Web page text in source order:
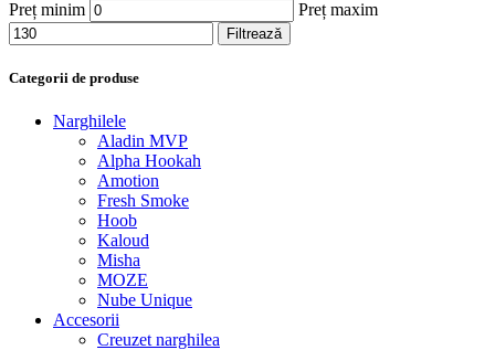
Preț minim Preț maxim
Filtrează
Categorii de produse
Narghilele
Aladin MVP
Alpha Hookah
Amotion
Fresh Smoke
Hoob
Kaloud
Misha
MOZE
Nube Unique
Accesorii
Creuzet narghilea